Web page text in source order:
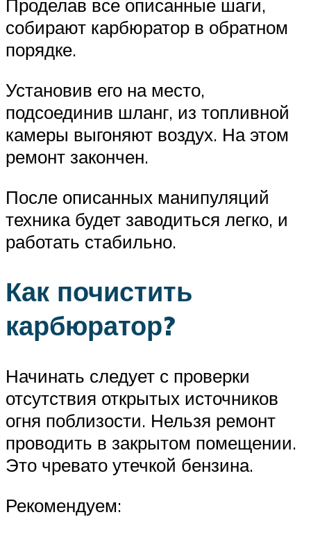
Проделав все описанные шаги,
собирают карбюратор в обратном
порядке.
Установив его на место,
подсоединив шланг, из топливной
камеры выгоняют воздух. На этом
ремонт закончен.
После описанных манипуляций
техника будет заводиться легко, и
работать стабильно.
Как почистить
карбюратор?
Начинать следует с проверки
отсутствия открытых источников
огня поблизости. Нельзя ремонт
проводить в закрытом помещении.
Это чревато утечкой бензина.
Рекомендуем: